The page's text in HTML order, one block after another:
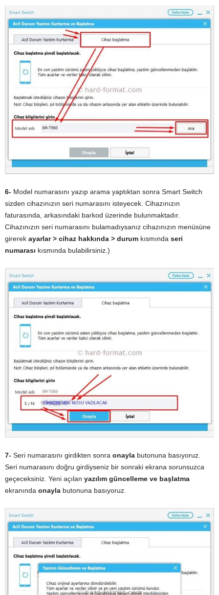
6- Model numarasını yazıp arama yaptıktan sonra Smart Switch
sizden cihazınızın seri numarasını isteyecek. Cihazınızın
faturasında, arkasındaki barkod üzerinde bulunmaktadır.
Cihazınızın seri numarasını bulamadıysanız cihazınızın menüsüne
girerek ayarlar > cihaz hakkında > durum kısmında seri
numarası kısmında bulabilirsiniz.)
7- Seri numarasını girdikten sonra onayla butonuna basıyoruz.
Seri numarasını doğru girdiyseniz bir sonraki ekrana sorunsuzca
geçeceksiniz. Yeni açılan yazılım güncelleme ve başlatma
ekranında onayla butonuna basıyoruz.